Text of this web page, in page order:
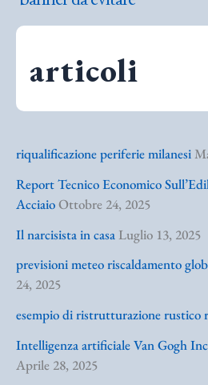
articoli
riqualificazione periferie milanesi
Report Tecnico Economico
AcciaioOttobre 24, 2025
Il narcisista in casa Luglio 13, 2025
previsioni meteo riscaldamento
24, 2025
esempio di ristrutturazione rustico
Intelligenza artificiale Van Gogh
Aprile 28, 2025